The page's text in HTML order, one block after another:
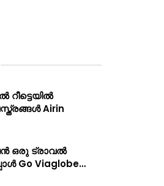
Airin
ഒരു ട്രാവൽ
Go Viaglobe…